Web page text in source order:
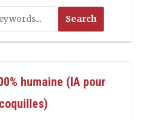
humaine (IA pour